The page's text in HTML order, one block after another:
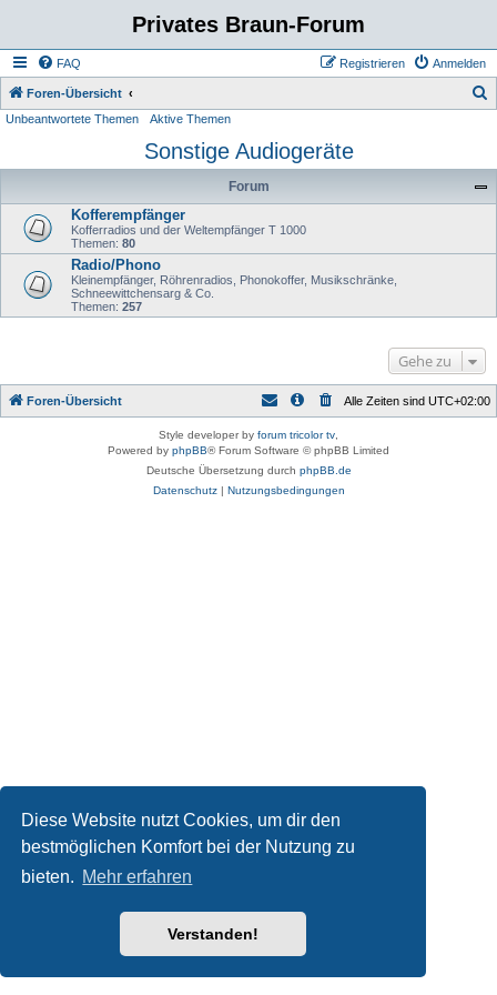
Diese Website nutzt Cookies, um dir den
bestmöglichen Komfort bei der Nutzung zu
bieten. Mehr erfahren
Verstanden!
Privates Braun-Forum
FAQ Anmelden
Registrieren
Foren-Übersicht
h
Unbeantwortete Themen Aktive Themen
Sonstige Audiogeräte
Forum
Kofferempfänger
Kofferradios und der Weltempfänger T 1000
Themen: 80
Radio/Phono
Kleinempfänger, Röhrenradios, Phonokoffer, Musikschränke,
Schneewittchensarg & Co.
Themen: 257
Gehe zu
Foren-Übersicht Alle Zeiten sind UTC+02:00
Style developer by forum tricolor tv
Powered by phpBB® Forum Software © phpBB Limited
Deutsche Übersetzung durch phpBB.de
Datenschutz| Nutzungsbedingungen